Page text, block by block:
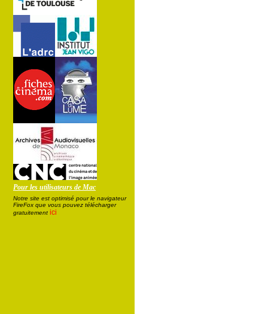
Pour les utilisateurs de Mac
Notre site est optimisé pour le navigateur
FireFox que vous pouvez télécharger
gratuitement ici